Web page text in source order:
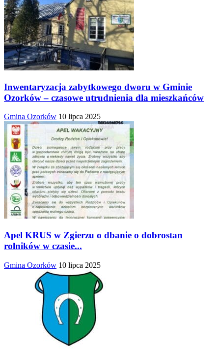
Inwentaryzacja zabytkowego dworu w Gminie
Ozorków – czasowe utrudnienia dla mieszkańców
Gmina Ozorków 10 lipca 2025
Apel KRUS w Zgierzu o dbanie o dobrostan
rolników w czasie...
Gmina Ozorków 10 lipca 2025